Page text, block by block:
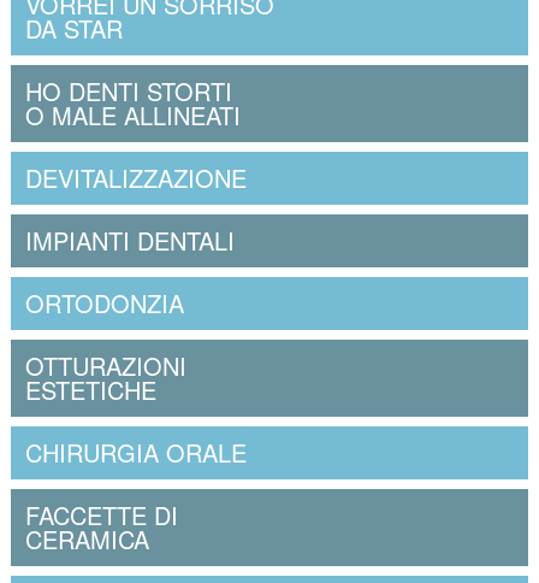
DA STAR
HO DENTI STORTI
O MALE ALLINEATI
DEVITALIZZAZIONE
IMPIANTI DENTALI
ORTODONZIA
OTTURAZIONI
ESTETICHE
CHIRURGIA ORALE
FACCETTE DI
CERAMICA